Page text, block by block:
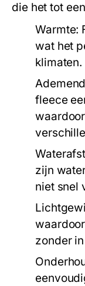
die het tot
Warmte:
wat het
klimaten.
fleece
zijn
niet snel
zonder